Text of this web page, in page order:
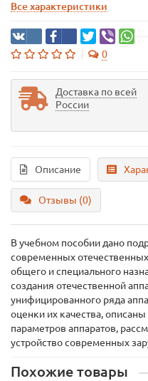
Все характеристики
0
Доставка по всей
России
Описание
Отзывы (0)
В учебном пособии дано
современных
общего и специального
создания отечественной
унифицированного ряда
оценки их качества,
параметров аппаратов,
устройство современных
Похожие товары